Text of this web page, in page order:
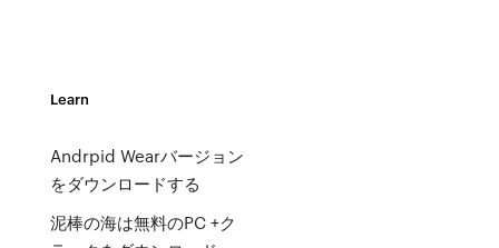
Learn
Andrpid Wearバージョン
をダウンロードする
泥棒の海は無料のPC +ク